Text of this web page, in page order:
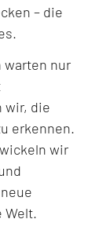
– die
nur
wir, die
erkennen.
wir
Welt.